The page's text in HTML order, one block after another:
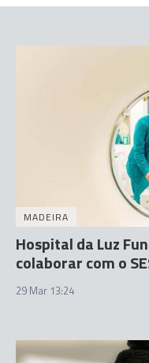
MADEIRA
Hospital da Luz
colaborar com o
29 Mar 13:24